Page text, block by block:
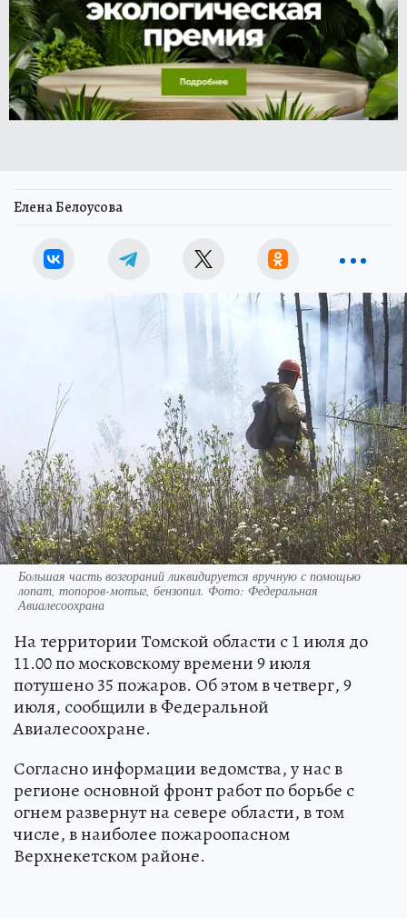
Елена Белоусова
Большая часть возгораний ликвидируется вручную с помощью
лопат, топоров-мотыг, бензопил. Фото: Федеральная
Авиалесоохрана
На территории Томской области с 1 июля до
11.00 по московскому времени 9 июля
потушено 35 пожаров. Об этом в четверг, 9
июля, сообщили в Федеральной
Авиалесоохране.
Согласно информации ведомства, у нас в
регионе основной фронт работ по борьбе с
огнем развернут на севере области, в том
числе, в наиболее пожароопасном
Верхнекетском районе.